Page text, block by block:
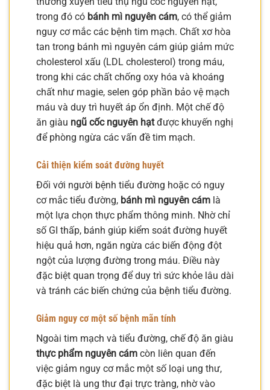
trong đó có bánh mì nguyên cám, có thể giảm
nguy cơ mắc các bệnh tim mạch. Chất xơ hòa
tan trong bánh mì nguyên cám giúp giảm mức
cholesterol xấu (LDL cholesterol) trong máu,
trong khi các chất chống oxy hóa và khoáng
chất như magie, selen góp phần bảo vệ mạch
máu và duy trì huyết áp ổn định. Một chế độ
ăn giàu ngũ cốc nguyên hạtđược khuyến nghị
để phòng ngừa các vấn đề tim mạch.
Cải thiện kiểm soát đường huyết
Đối với người bệnh tiểu đường hoặc có nguy
cơ mắc tiểu đường, bánh mì nguyên cám là
một lựa chọn thực phẩm thông minh. Nhờ chỉ
số GI thấp, bánh giúp kiểm soát đường huyết
hiệu quả hơn, ngăn ngừa các biến động đột
ngột của lượng đường trong máu. Điều này
đặc biệt quan trọng để duy trì sức khỏe lâu dài
và tránh các biến chứng của bệnh tiểu đường.
Giảm nguy cơ một số bệnh mãn tính
Ngoài tim mạch và tiểu đường, chế độ ăn giàu
thực phẩm nguyên cám còn liên quan đến
việc giảm nguy cơ mắc một số loại ung thư,
đặc biệt là ung thư đại trực tràng, nhờ vào